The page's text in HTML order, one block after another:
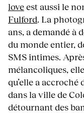
loveest aussi le
Fulford. La
ans, a demandé à
du monde entier,
SMS intimes.
mélancoliques,
qu’elle a accroché
dans la ville de
détournant des